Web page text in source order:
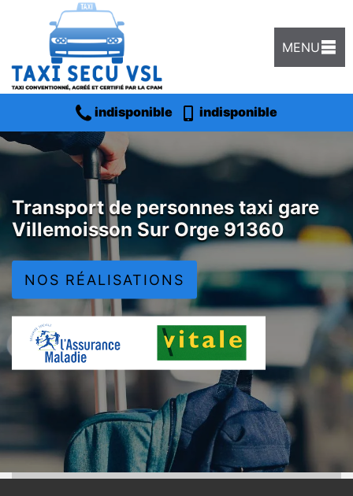
MENU
indisponible indisponible
Transport de personnes taxi gare
Villemoisson Sur Orge 91360
NOS RÉALISATIONS